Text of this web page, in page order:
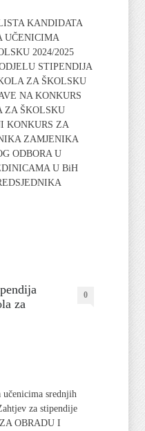
KANDIDATA
UČENICIMA
2024/2025
STIPENDIJA
ZA ŠKOLSKU
NA KONKURS
ZA ŠKOLSKU
KONKURS ZA
ZAMJENIKA
ODBORA U
U BiH
za
0
srednjih
za stipendije
OBRADU I